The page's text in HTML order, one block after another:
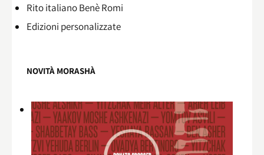
Rito italiano Benè Romi​
Edizioni personalizzate
NOVITÀ MORASHÀ